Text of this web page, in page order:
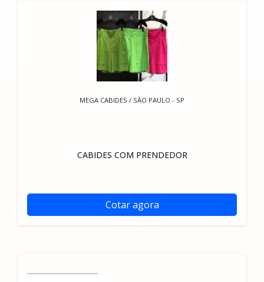
MEGA CABIDES / SÃO PAULO - SP
CABIDES COM PRENDEDOR
Cotar agora